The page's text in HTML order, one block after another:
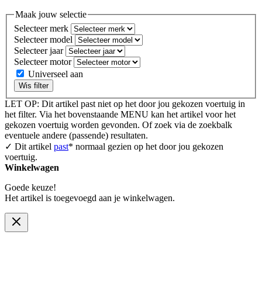
Maak jouw selectie
Selecteer merk
Selecteer model
Selecteer jaar
Selecteer motor
Universeel aan
Wis filter
LET OP: Dit artikel past niet op het door jou gekozen voertuig in
het filter. Via het bovenstaande MENU kan het artikel voor het
gekozen voertuig worden gevonden. Of zoek via de zoekbalk
eventuele andere (passende) resultaten.
✓ Dit artikel past* normaal gezien op het door jou gekozen
voertuig.
Winkelwagen
Goede keuze!
Het artikel is toegevoegd aan je winkelwagen.